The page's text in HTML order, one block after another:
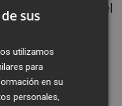
partido es el
todo lo
en junio y
posible para
final", ha dicho
sus
utilizamos
para
en su
personales,